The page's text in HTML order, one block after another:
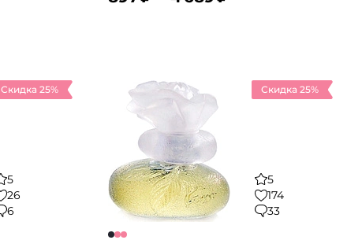
Скидка 25%
5
26
6
Скидка 25%
5
174
33